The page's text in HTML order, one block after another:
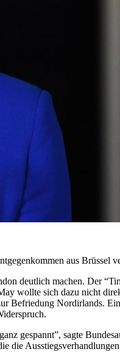
aus Brüssel
deutlich machen. Der
wollte sich dazu nicht
Befriedung Nordirlands.
gespannt”, sagte
die